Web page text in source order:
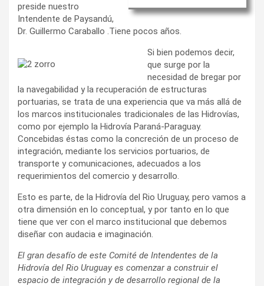
preside nuestro
Intendente de Paysandú,
Dr. Guillermo Caraballo .Tiene pocos años.
Si bien podemos decir,
que surge por la
necesidad de bregar por
la navegabilidad y la recuperación de estructuras
portuarias, se trata de una experiencia que va más allá de
los marcos institucionales tradicionales de las Hidrovías,
como por ejemplo la Hidrovía Paraná-Paraguay.
Concebidas éstas como la concreción de un proceso de
integración, mediante los servicios portuarios, de
transporte y comunicaciones, adecuados a los
requerimientos del comercio y desarrollo.
Esto es parte, de la Hidrovía del Rio Uruguay, pero vamos a
otra dimensión en lo conceptual, y por tanto en lo que
tiene que ver con el marco institucional que debemos
diseñar con audacia e imaginación.
El gran desafío de este Comité de Intendentes de la
Hidrovía del Rio Uruguay es comenzar a construir el
espacio de integración y de desarrollo regional de la